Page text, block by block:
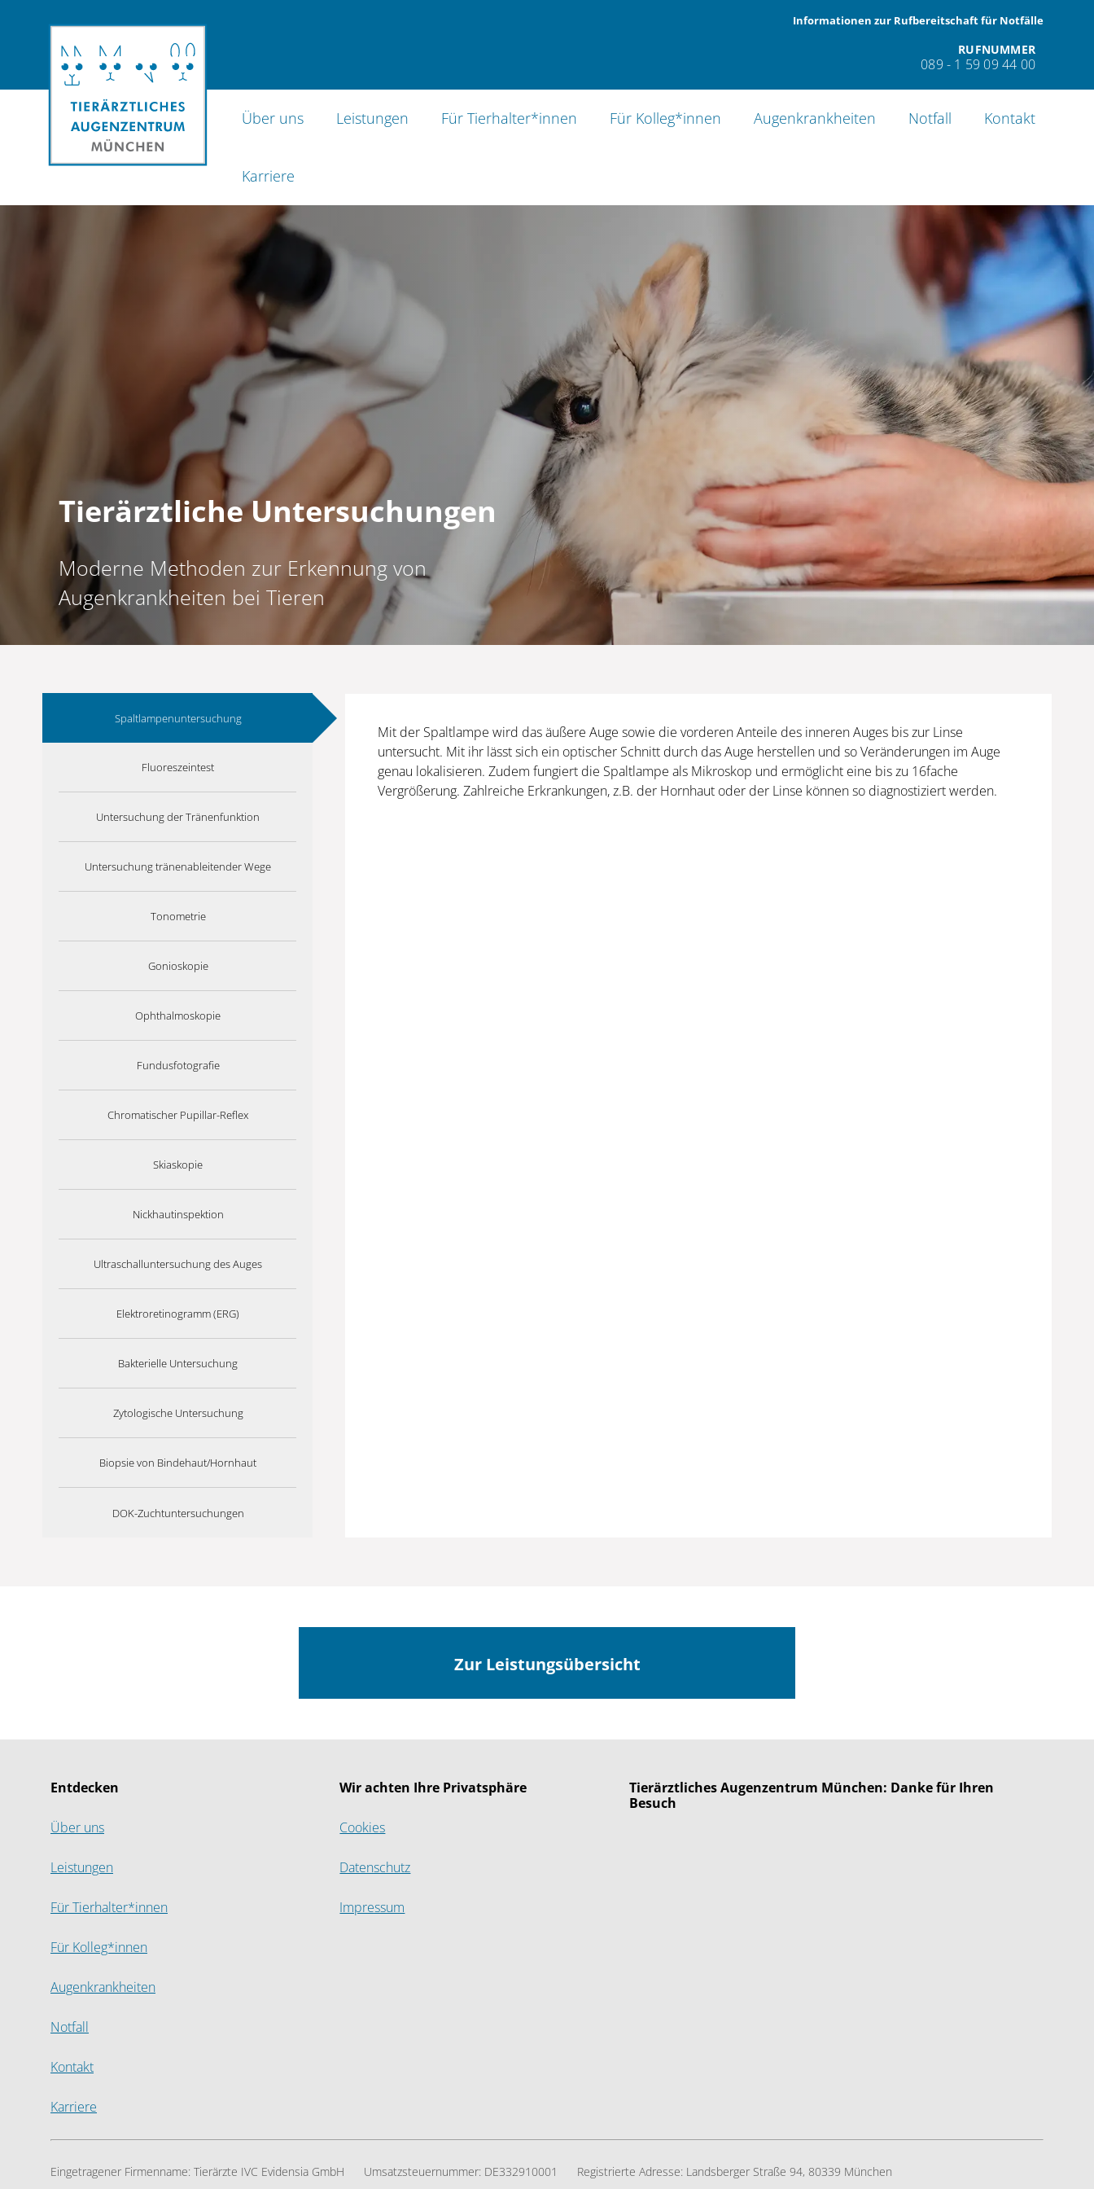
Informationen zur Rufbereitschaft für Notfälle
Homepage Tierärztliches Augenzentrum München
RUFNUMMER
089 - 1 59 09 44 00
Über uns Leistungen Für Tierhalter*innen Für Kolleg*innen Augenkrankheiten Notfall Kontakt
Karriere
Tierärztliche Untersuchungen
Moderne Methoden zur Erkennung von
Augenkrankheiten bei Tieren
Spaltlampenuntersuchung
Fluoreszeintest
Untersuchung der Tränenfunktion
Untersuchung tränenableitender Wege
Tonometrie
Gonioskopie
Ophthalmoskopie
Fundusfotografie
Chromatischer Pupillar-Reflex
Skiaskopie
Nickhautinspektion
Ultraschalluntersuchung des Auges
Elektroretinogramm (ERG)
Bakterielle Untersuchung
Zytologische Untersuchung
Biopsie von Bindehaut/Hornhaut
DOK-Zuchtuntersuchungen
Mit der Spaltlampe wird das äußere Auge sowie die vorderen Anteile des inneren Auges bis zur Linse
untersucht. Mit ihr lässt sich ein optischer Schnitt durch das Auge herstellen und so Veränderungen im Auge
genau lokalisieren. Zudem fungiert die Spaltlampe als Mikroskop und ermöglicht eine bis zu 16fache
Vergrößerung. Zahlreiche Erkrankungen, z.B. der Hornhaut oder der Linse können so diagnostiziert werden.
Zur Leistungsübersicht
Entdecken
Über uns
Leistungen
Für Tierhalter*innen
Für Kolleg*innen
Augenkrankheiten
Notfall
Kontakt
Karriere
Wir achten Ihre Privatsphäre
Cookies
Datenschutz
Impressum
Tierärztliches Augenzentrum München: Danke für Ihren
Besuch
Eingetragener Firmenname: Tierärzte IVC Evidensia GmbH Umsatzsteuernummer: DE332910001 Registrierte Adresse: Landsberger Straße 94, ​80339 München